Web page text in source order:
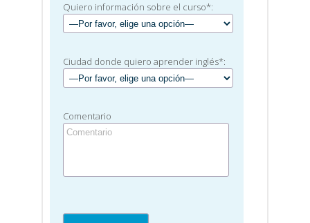
Quiero información sobre el curso*:
Ciudad donde quiero aprender inglés*:
Comentario